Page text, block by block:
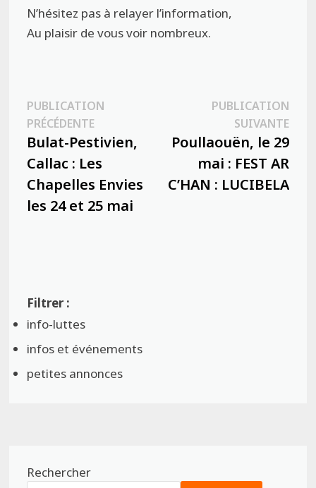
N’hésitez pas à relayer l’information,
Au plaisir de vous voir nombreux.
Navigation
de
l’article
PUBLICATION
PRÉCÉDENTEPublication
précédente :
Bulat-Pestivien,
Callac : Les
Chapelles Envies
les 24 et 25 mai
PUBLICATION
SUIVANTE
Poullaouën, le 29
mai : FEST AR
C’HAN : LUCIBELA
info-luttes
infos et événements
petites annonces
Rechercher